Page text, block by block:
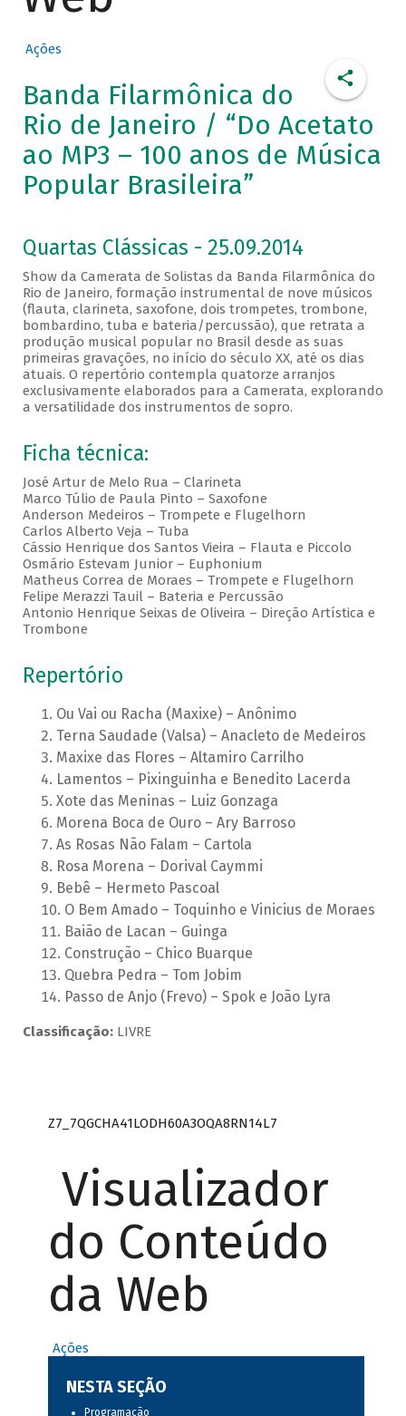
Ações
Banda Filarmônica do
Rio de Janeiro / “Do Acetato
ao MP3 – 100 anos de Música
Popular Brasileira”
Quartas Clássicas - 25.09.2014
Show da Camerata de Solistas da Banda Filarmônica do
Rio de Janeiro, formação instrumental de nove músicos
(flauta, clarineta, saxofone, dois trompetes, trombone,
bombardino, tuba e bateria/percussão), que retrata a
produção musical popular no Brasil desde as suas
primeiras gravações, no início do século XX, até os dias
atuais. O repertório contempla quatorze arranjos
exclusivamente elaborados para a Camerata, explorando
a versatilidade dos instrumentos de sopro.
Ficha técnica:
José Artur de Melo Rua – Clarineta
Marco Túlio de Paula Pinto – Saxofone
Anderson Medeiros – Trompete e Flugelhorn
Carlos Alberto Veja – Tuba
Cássio Henrique dos Santos Vieira – Flauta e Piccolo
Osmário Estevam Junior – Euphonium
Matheus Correa de Moraes – Trompete e Flugelhorn
Felipe Merazzi Tauil – Bateria e Percussão
Antonio Henrique Seixas de Oliveira – Direção Artística e
Trombone
Repertório
Ou Vai ou Racha (Maxixe) – Anônimo
Terna Saudade (Valsa) – Anacleto de Medeiros
Maxixe das Flores – Altamiro Carrilho
Lamentos – Pixinguinha e Benedito Lacerda
Xote das Meninas – Luiz Gonzaga
Morena Boca de Ouro – Ary Barroso
As Rosas Não Falam – Cartola
Rosa Morena – Dorival Caymmi
Bebê – Hermeto Pascoal
O Bem Amado – Toquinho e Vinicius de Moraes
Baião de Lacan – Guinga
Construção – Chico Buarque
Quebra Pedra – Tom Jobim
Passo de Anjo (Frevo) – Spok e João Lyra
Classificação:LIVRE
Z7_7QGCHA41LODH60A3OQA8RN14L7
Visualizador
do Conteúdo
da Web
Ações
NESTA SEÇÃO
Programação